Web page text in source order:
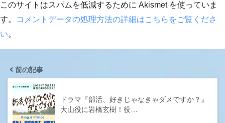
このサイトはスパムを低減するために Akismet を使っていま
す。
コメントデータの処理方法の詳細はこちらをご覧くださ
い。
前の記事
ドラマ『部活、好きじゃなきゃダメですか？』
大山役に岩橋玄樹！役…